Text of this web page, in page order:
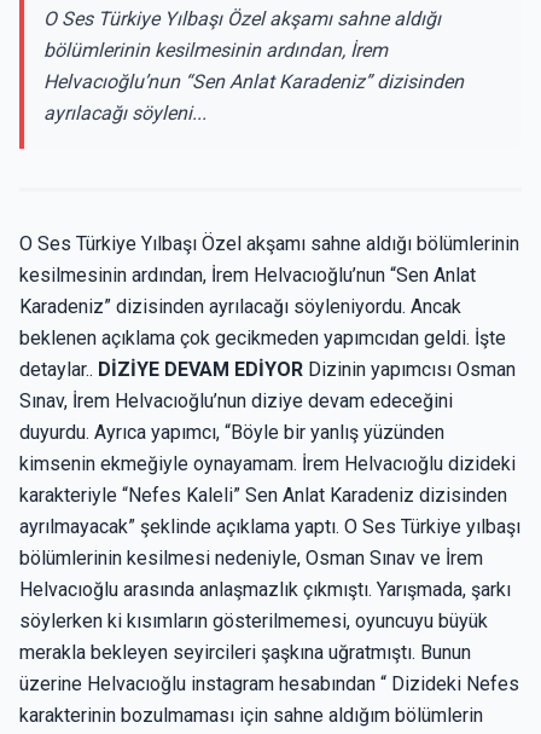
O Ses Türkiye Yılbaşı Özel akşamı sahne aldığı
bölümlerinin kesilmesinin ardından, İrem
Helvacıoğlu’nun “Sen Anlat Karadeniz” dizisinden
ayrılacağı söyleni...
O Ses Türkiye Yılbaşı Özel akşamı sahne aldığı bölümlerinin
kesilmesinin ardından, İrem Helvacıoğlu’nun “Sen Anlat
Karadeniz” dizisinden ayrılacağı söyleniyordu. Ancak
beklenen açıklama çok gecikmeden yapımcıdan geldi. İşte
detaylar.. DİZİYE DEVAM EDİYOR Dizinin yapımcısı Osman
Sınav, İrem Helvacıoğlu’nun diziye devam edeceğini
duyurdu. Ayrıca yapımcı, “Böyle bir yanlış yüzünden
kimsenin ekmeğiyle oynayamam. İrem Helvacıoğlu dizideki
karakteriyle “Nefes Kaleli” Sen Anlat Karadeniz dizisinden
ayrılmayacak” şeklinde açıklama yaptı. O Ses Türkiye yılbaşı
bölümlerinin kesilmesi nedeniyle, Osman Sınav ve İrem
Helvacıoğlu arasında anlaşmazlık çıkmıştı. Yarışmada, şarkı
söylerken ki kısımların gösterilmemesi, oyuncuyu büyük
merakla bekleyen seyircileri şaşkına uğratmıştı. Bunun
üzerine Helvacıoğlu instagram hesabından “ Dizideki Nefes
karakterinin bozulmaması için sahne aldığım bölümlerin